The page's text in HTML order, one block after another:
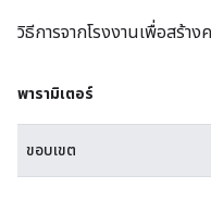
วิธีการจากโรงงานเพื่อสร้า
พารามิเตอร์
ขอบเขต